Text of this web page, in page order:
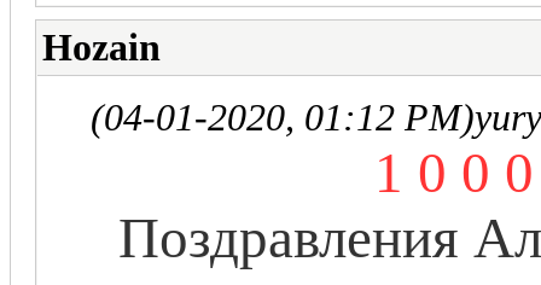
Hozain
(04-01-2020, 01:12 PM)
1 0 0
Поздравления